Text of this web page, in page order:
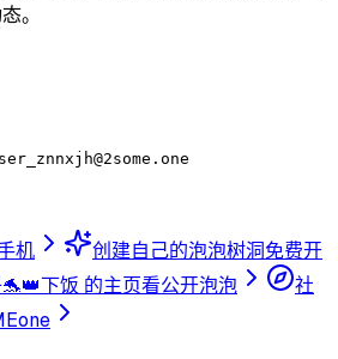
。
@2some.one
机 创建自己的泡泡树洞免费开
下饭 的主页看公开泡泡
社